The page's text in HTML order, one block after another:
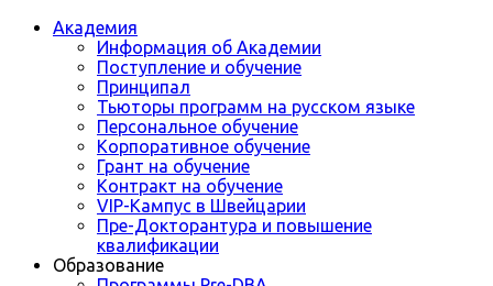
Академия
Информация об Академии
Поступление и обучение
Принципал
Тьюторы программ на русском языке
Персональное обучение
Корпоративное обучение
Грант на обучение
Контракт на обучение
VIP-Кампус в Швейцарии
Пре-Докторантура и повышение
квалификации
Образование